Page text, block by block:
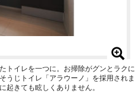
トイレを一つに。お掃除がグンとラクに
うじトイレ「アラウーノ」を採用されま
起きても眩しくありません。